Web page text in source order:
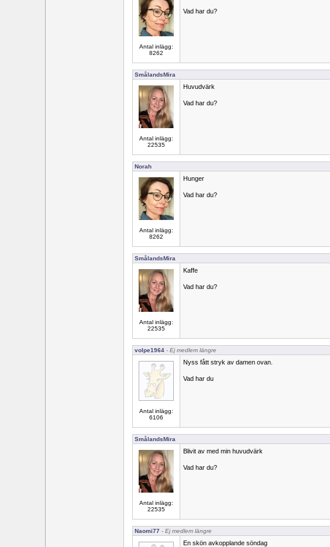
Antal inlägg:
8262
Vad har du?
SmålandsMira
Antal inlägg:
22535
Huvudvärk
Vad har du?
Norah
Antal inlägg:
8262
Hunger
Vad har du?
SmålandsMira
Antal inlägg:
22535
Kaffe
Vad har du?
volpe1964 - Ej medlem längre
Antal inlägg:
6106
Nyss fått stryk av damen ovan.
Vad har du
SmålandsMira
Antal inlägg:
22535
Blivit av med min huvudvärk
Vad har du?
Naomi77 - Ej medlem längre
En skön avkopplande söndag